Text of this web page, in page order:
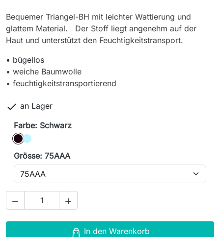
Bequemer Triangel-BH mit leichter Wattierung und
glattem Material. Der Stoff liegt angenehm auf der
Haut und unterstützt den Feuchtigkeitstransport.
• bügellos
• weiche Baumwolle
• feuchtigkeitstransportierend
 an Lager
Farbe: Schwarz
Schwarz
eisblau
Grösse: 75AAA
 
In den Warenkorb